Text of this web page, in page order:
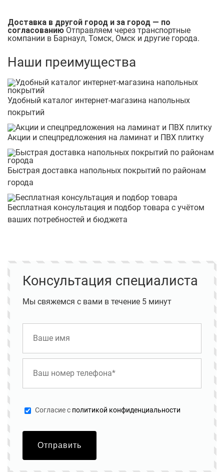
Доставка в другой город и за город — по
согласованию Отправляем через транспортные
компании в Барнаул, Томск, Омск и другие города.
Наши преимущества
Удобный каталог интернет-магазина напольных
покрытий
Акции и спецпредложения на ламинат и ПВХ плитку
Быстрая доставка напольных покрытий по районам
города
Бесплатная консультация и подбор товара с учётом
ваших потребностей и бюджета
Консультация специалиста
Мы свяжемся с вами в течение 5 минут
Cогласие с политикой конфиденциальности
Отправить